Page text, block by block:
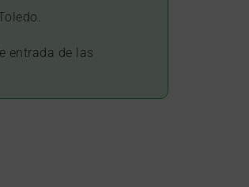
entrada de las